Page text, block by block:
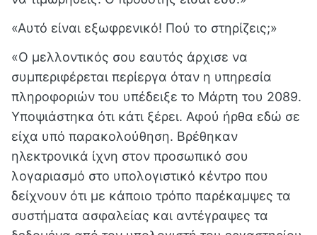
«Αυτό είναι εξωφρενικό! Πού το στηρίζεις;»
«Ο μελλοντικός σου εαυτός άρχισε να
συμπεριφέρεται περίεργα όταν η υπηρεσία
πληροφοριών του υπέδειξε τo Μάρτη του 2089.
Υποψιάστηκα ότι κάτι ξέρει. Αφού ήρθα εδώ σε
είχα υπό παρακολούθηση. Βρέθηκαν
ηλεκτρονικά ίχνη στον προσωπικό σου
λογαριασμό στο υπολογιστικό κέντρο που
δείχνουν ότι με κάποιο τρόπο παρέκαμψες τα
συστήματα ασφαλείας και αντέγραψες τα